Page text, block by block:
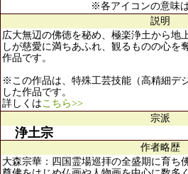
※各アイコンの意味は
説明
広大無辺の佛徳を秘め、極楽浄土から地
しが慈愛に満ちあふれ、観るものの心を
作品です。
※この作品は、特殊工芸技能（高精細デ
した作品です。
詳しくはこちら>>
宗派
浄土宗
作者略歴
大森宗華：四国霊場巡拝の全盛期に育ち